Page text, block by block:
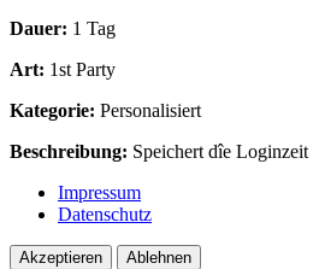
Dauer: 1 Tag
Art: 1st Party
Kategorie: Personalisiert
Beschreibung: Speichert dîe Loginzeit
Impressum
Datenschutz
Akzeptieren Ablehnen